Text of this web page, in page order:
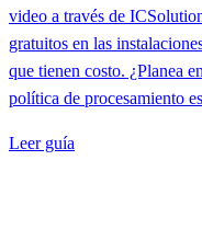
video a través de
gratuitos en las
que tienen costo. ¿Planea
política de procesamiento
Leer guía